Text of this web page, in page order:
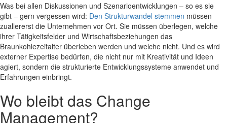
Was bei allen Diskussionen und Szenarioentwicklungen – so es sie
gibt – gern vergessen wird: Den Strukturwandel stemmen müssen
zuallererst die Unternehmen vor Ort. Sie müssen überlegen, welche
ihrer Tätigkeitsfelder und Wirtschaftsbeziehungen das
Braunkohlezeitalter überleben werden und welche nicht. Und es wird
externer Expertise bedürfen, die nicht nur mit Kreativität und Ideen
agiert, sondern die strukturierte Entwicklungssysteme anwendet und
Erfahrungen einbringt.
Wo bleibt das Change
Management?